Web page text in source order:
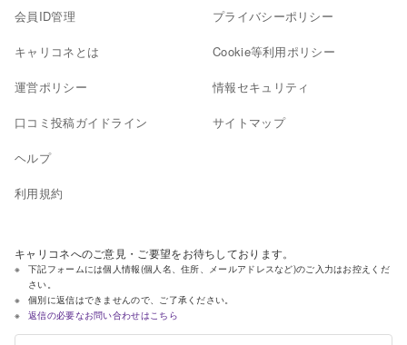
会員ID管理
キャリコネとは
運営ポリシー
口コミ投稿ガイドライン
ヘルプ
利用規約
プライバシーポリシー
Cookie等利用ポリシー
情報セキュリティ
サイトマップ
キャリコネへのご意見・ご要望をお待ちしております。
下記フォームには個人情報(個人名、住所、メールアドレスなど)のご入力はお控えくだ
さい。
個別に返信はできませんので、ご了承ください。
返信の必要なお問い合わせはこちら